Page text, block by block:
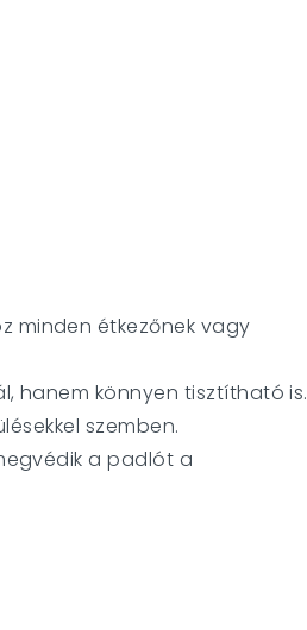
minden étkezőnek vagy
hanem könnyen tisztítható is.
szemben.
a padlót a